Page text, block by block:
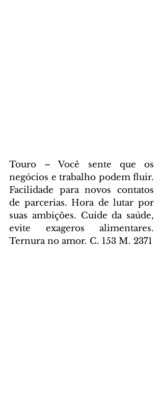
Touro – Você sente que os
negócios e trabalho podem fluir.
Facilidade para novos contatos
de parcerias. Hora de lutar por
suas ambições. Cuide da saúde,
evite exageros alimentares.
Ternura no amor. C. 153 M. 2371